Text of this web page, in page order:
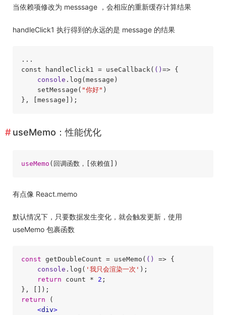
当依赖项修改为 messsage ，会相应的重新缓存计算结果
handleClick1 执行得到的永远的是 message 的结果
...
const handleClick1 = useCallback( () => {
console .log(message)
    setMessage(
"你好" )
useMemo：性能优化
useMemo (回调函数， [依赖值]
有点像 React.memo
默认情况下，只要数据发生变化，就会触发更新，使用
useMemo 包裹函数
const getDoubleCount = useMemo( () => {
console .log( '我只会渲染一次' );
return count * 2 ;
return (
<div>